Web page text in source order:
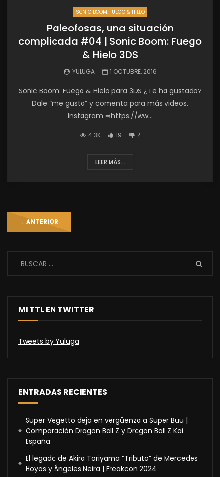
SONIC BOOM: FUEGO & HIELO
Paleofosas, una situación
complicada #04 | Sonic Boom: Fuego
& Hielo 3DS
YULUGA 1 OCTUBRE, 2016
Sonic Boom: Fuego & Hielo para 3DS ¿Te ha gustado?
Dale “me gusta” y comenta para más videos.
Instagram ⇒https://ww...
4.3K 19 2
LEER MÁS...
←ANTERIOR
MI TTL EN TWITTER
Tweets by Yuluga
ENTRADAS RECIENTES
Super Vegetto deja en vergüenza a Super Buu |
Comparación Dragon Ball Z y Dragon Ball Z Kai
España
El legado de Akira Toriyama “Tributo” de Mercedes
Hoyos y Ángeles Neira | Freakcon 2024